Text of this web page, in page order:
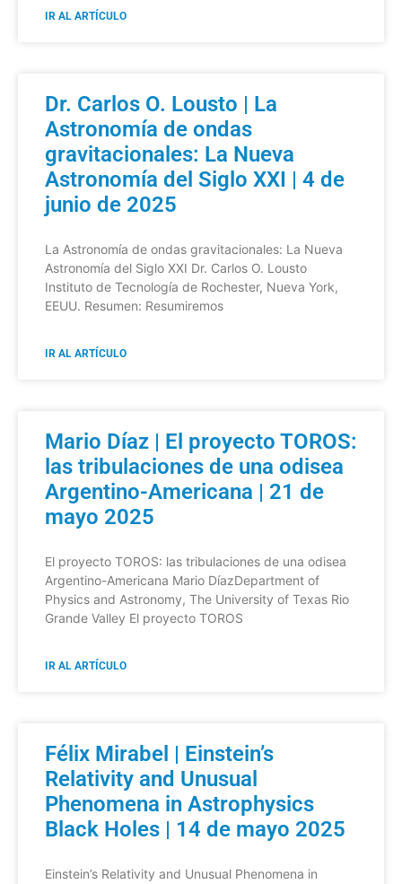
IR AL ARTÍCULO
Dr. Carlos O. Lousto | La
Astronomía de ondas
gravitacionales: La Nueva
Astronomía del Siglo XXI | 4 de
junio de 2025
La Astronomía de ondas gravitacionales: La Nueva
Astronomía del Siglo XXI Dr. Carlos O. Lousto
Instituto de Tecnología de Rochester, Nueva York,
EEUU. Resumen: Resumiremos
IR AL ARTÍCULO
Mario Díaz | El proyecto TOROS:
las tribulaciones de una odisea
Argentino-Americana | 21 de
mayo 2025
El proyecto TOROS: las tribulaciones de una odisea
Argentino-Americana Mario DíazDepartment of
Physics and Astronomy, The University of Texas Rio
Grande Valley El proyecto TOROS
IR AL ARTÍCULO
Félix Mirabel | Einstein’s
Relativity and Unusual
Phenomena in Astrophysics
Black Holes | 14 de mayo 2025
Einstein’s Relativity and Unusual Phenomena in